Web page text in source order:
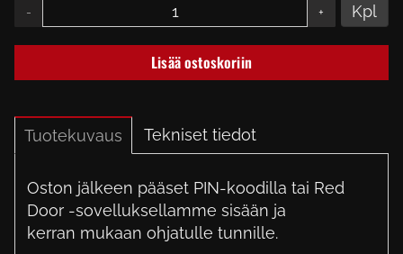
- + Kpl
Lisää ostoskoriin
Tuotekuvaus Tekniset tiedot
Oston jälkeen pääset PIN-koodilla tai Red
Door -sovelluksellamme sisään ja
kerran mukaan ohjatulle tunnille.